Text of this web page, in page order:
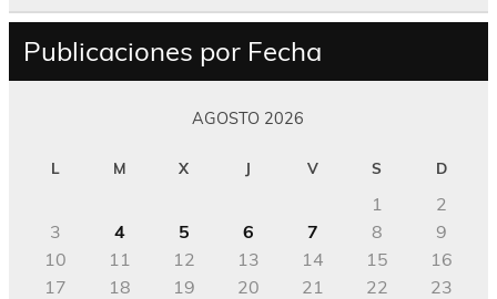
Publicaciones por Fecha
AGOSTO 2026
L M X J V S D
1
2
3
4 5 6 7 8
9
10
11 12 13 14 15
16
17
18 19 20 21 22
23